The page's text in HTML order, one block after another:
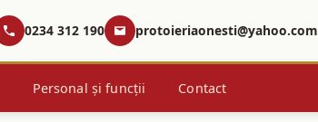
0234 312 190 protoieriaonesti@yahoo.com
Personal și funcții Contact